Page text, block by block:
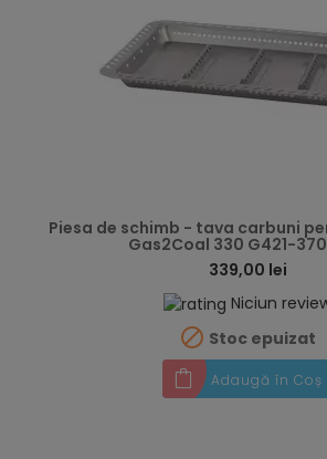
Piesa de schimb - tava carbuni
Gas2Coal 330 G421-
339,00 lei
Niciun
 Stoc epuizat
Adaugă în Coș